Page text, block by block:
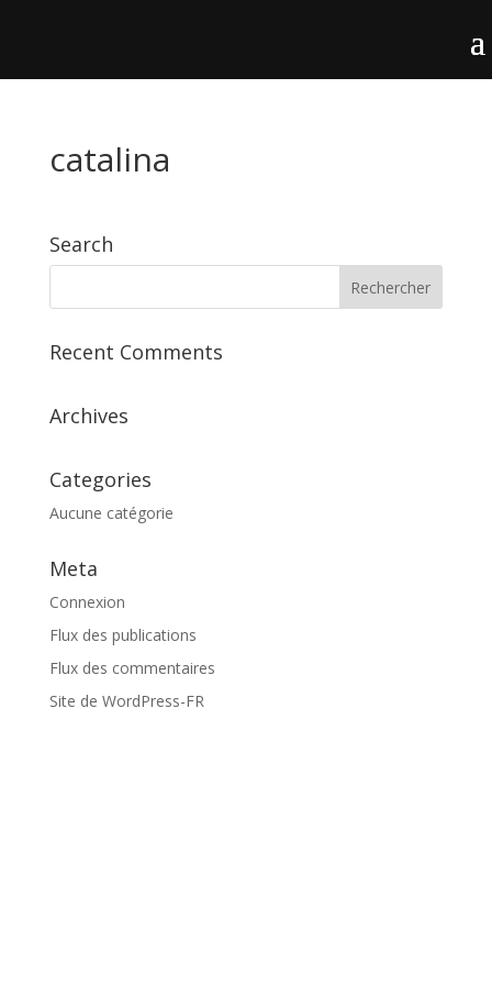
catalina
Search
Recent Comments
Archives
Categories
Aucune catégorie
Meta
Connexion
Flux des publications
Flux des commentaires
Site de WordPress-FR